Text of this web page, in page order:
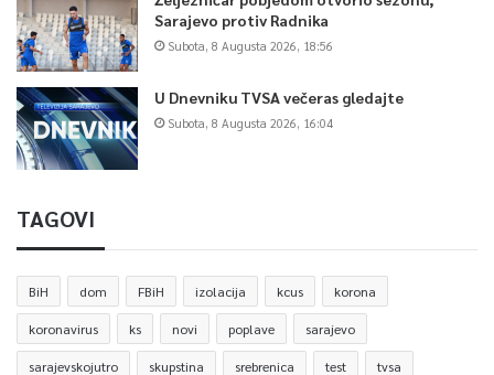
Sarajevo protiv Radnika
Subota, 8 Augusta 2026, 18:56
U Dnevniku TVSA večeras gledajte
Subota, 8 Augusta 2026, 16:04
TAGOVI
BiH dom FBiH izolacija kcus korona
koronavirus ks novi poplave sarajevo
sarajevskojutro skupstina srebrenica test tvsa